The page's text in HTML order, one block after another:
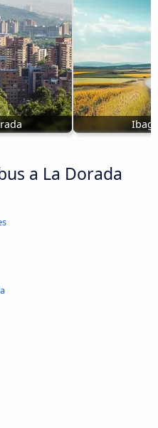
a La Dorada